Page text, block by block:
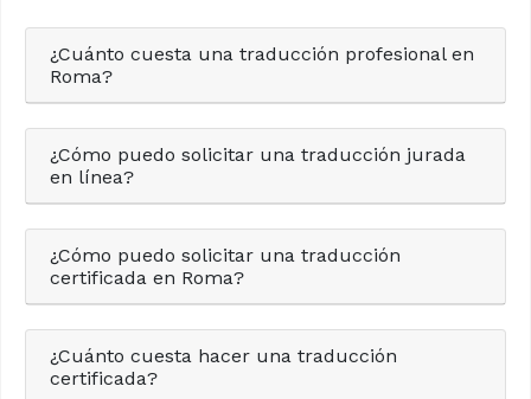
¿Cuánto cuesta una traducción profesional en
Roma?
¿Cómo puedo solicitar una traducción jurada
en línea?
¿Cómo puedo solicitar una traducción
certificada en Roma?
¿Cuánto cuesta hacer una traducción
certificada?